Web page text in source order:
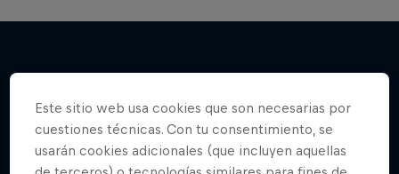
Más contenidos similares
Este sitio web usa cookies que son necesarias por
cuestiones técnicas. Con tu consentimiento, se
usarán cookies adicionales (que incluyen aquellas